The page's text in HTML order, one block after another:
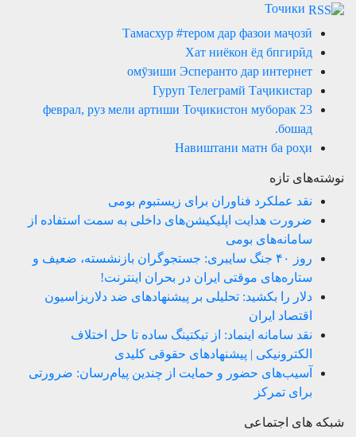
Точики
Тамасхур #тером дар фазои маҷозӣ
Хат ниёкон ёд бпгирӣд
омӯзиши Эсперанто дар интернет
Гуруп Телеграмй Таҷикистар
23 феврал, руз мели артиши Тоҷикистон муборак
бошад.
Навиштани матн ба роҳи
نوشته‌های تازه
نقد عملکرد فناوران برای زیستبوم بومی
ضرورت هدایت اپلیکیشن‌های داخلی به سمت استفاده از
سامانه‌های بومی
روز ۴۰ جنگ سایبری: جستجوگران بازنشسته، ضعیف و
ستاره‌های موقتی ایران در بحران اینترنت!
دلار را بکشید: تحلیلی بر پیشنهادهای ضد دلاریزاسیون
اقتصاد ایران
نقد سامانه اینماد: از تیکتینگ ساده تا حل اختلاف
الکترونیکی | پیشنهادهای حقوقی کلیدی
آسیب‌های حضور و حمایت از چندین پیام‌رسان: ضرورتی
برای تمرکز
شبکه های اجتماعی